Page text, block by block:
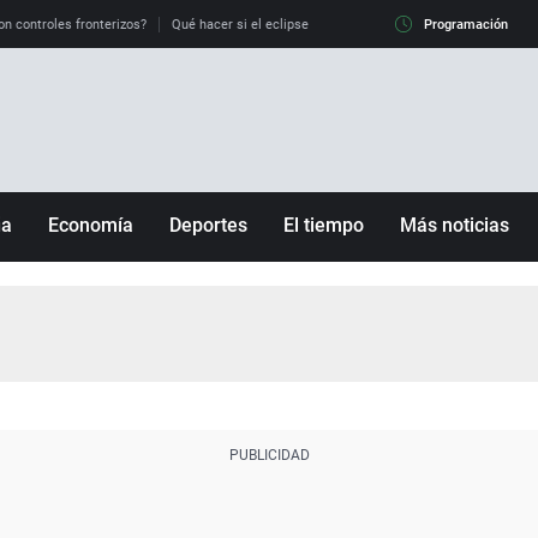
controles fronterizos? Qué hacer si el eclipse me pilla conduciendo Qué tiempo
Programación
Economía Deportes El tiempo Más noticias